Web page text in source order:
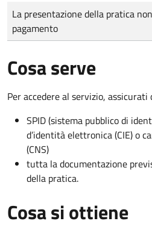
Tipo di pagamento
Importo
La presentazione della pratica
pagamento
Cosa serve
Per accedere al servizio, assicurati
SPID (sistema pubblico di
d’identità elettronica (CIE) o
(CNS)
tutta la documentazione
della pratica.
Cosa si ottiene